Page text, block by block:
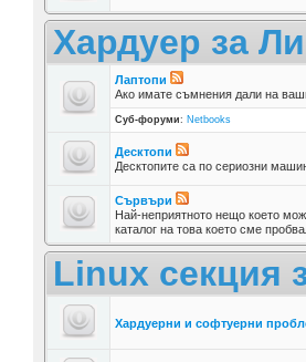
Хардуер за
Лаптопи
Ако имате съмнения дали на
Суб-форуми: Netbooks
Десктопи
Десктопите са по сериозни
Сървъри
Най-неприятното нещо което
каталог на това което сме
Linux секция
Хардуерни и софтуерни